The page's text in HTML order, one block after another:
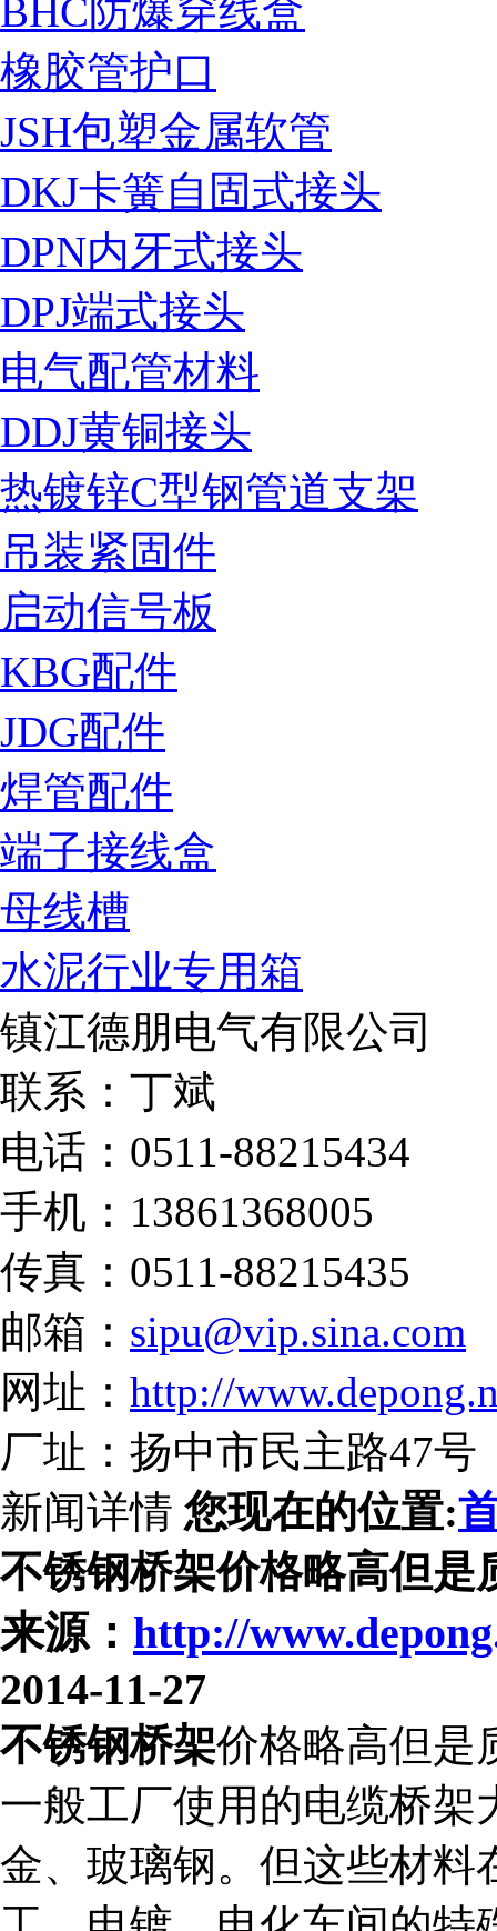
BHC防爆穿线盒
橡胶管护口
JSH包塑金属软管
DKJ卡簧自固式接头
DPN内牙式接头
DPJ端式接头
电气配管材料
DDJ黄铜接头
热镀锌C型钢管道支架
吊装紧固件
启动信号板
KBG配件
JDG配件
焊管配件
端子接线盒
母线槽
水泥行业专用箱
镇江德朋电气有限公司
联系：丁斌
电话：0511-88215434
手机：13861368005
传真：0511-88215435
邮箱： sipu@vip.sina.com
网址： http://
厂址：扬中市民主路47号
新闻详情 您现在的位置:
不锈钢桥架价格略高但是
来源： http://
2014-11-27
不锈钢桥架价格略高但是
一般工厂使用的电缆桥架
金、玻璃钢。但这些材料